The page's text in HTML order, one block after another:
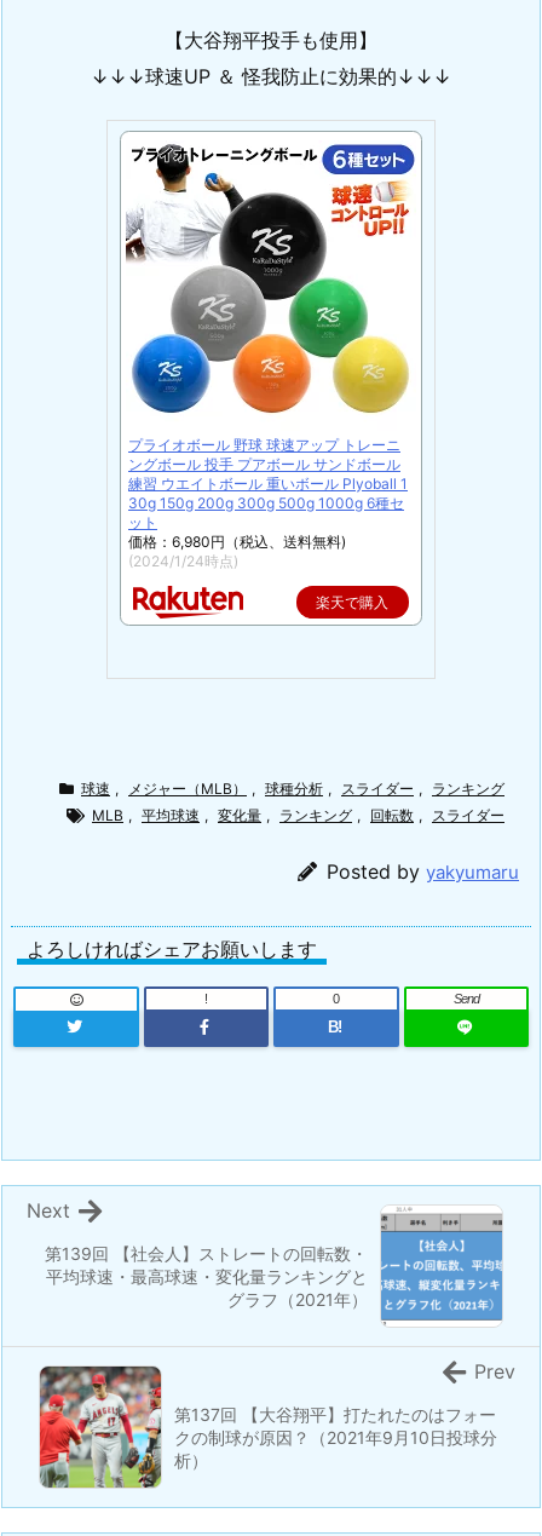
【大谷翔平投手も使用】
↓↓↓球速UP ＆ 怪我防止に効果的↓↓↓
プライオボール 野球 球速アップ トレーニ
ングボール 投手 プアボール サンドボール
練習 ウエイトボール 重いボール Plyoball 1
30g 150g 200g 300g 500g 1000g 6種セ
ット
価格：6,980円（税込、送料無料)
(2024/1/24時点)
楽天で購入
球速 , メジャー（MLB） , 球種分析 , スライダー ,
ランキング
MLB , 平均球速 , 変化量 , ランキング , 回転数 , スライダー
Posted by yakyumaru
よろしければシェアお願いします
!
B!
0 Send
第139回 【社会人】ストレートの回転数・
平均球速・最高球速・変化量ランキングと
グラフ（2021年）
Next
第137回 【大谷翔平】打たれたのはフォー
クの制球が原因？（2021年9月10日投球分
析）
Prev